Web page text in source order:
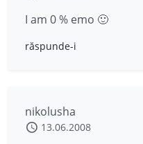
I am 0 % emo 🙂
răspunde-i
nikolusha
13.06.2008